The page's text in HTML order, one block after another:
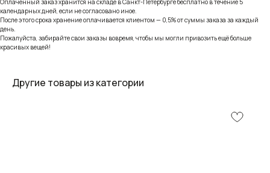
Оплаченный заказ хранится на складе в Санкт-Петербурге бесплатно в течение 5
календарных дней, если не согласовано иное.
После этого срока хранение оплачивается клиентом — 0,5% от суммы заказа за каждый
день.
Пожалуйста, забирайте свои заказы вовремя, чтобы мы могли привозить ещё больше
красивых вещей!
Другие товары из категории